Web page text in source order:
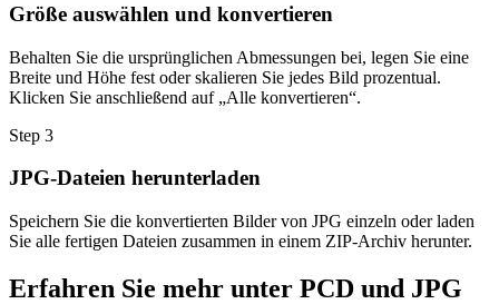
Größe auswählen und konvertieren
Behalten Sie die ursprünglichen Abmessungen bei, legen Sie eine
Breite und Höhe fest oder skalieren Sie jedes Bild prozentual.
Klicken Sie anschließend auf „Alle konvertieren“.
Step 3
JPG-Dateien herunterladen
Speichern Sie die konvertierten Bilder von JPG einzeln oder laden
Sie alle fertigen Dateien zusammen in einem ZIP-Archiv herunter.
Erfahren Sie mehr unter PCD und JPG